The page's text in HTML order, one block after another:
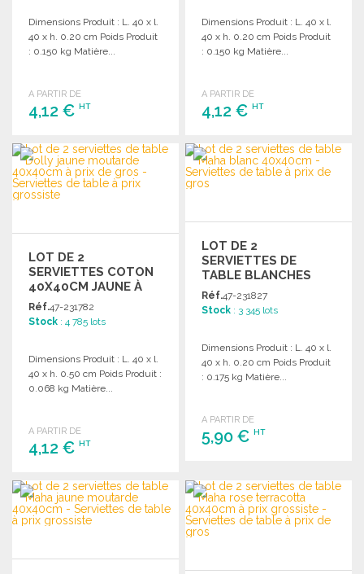
Dimensions Produit : L. 40 x l.
40 x h. 0.20 cm Poids Produit
: 0.150 kg Matière...
A PARTIR DE
4,12 € HT
COMMANDER
Demander un devis
Dimensions Produit : L. 40 x l.
40 x h. 0.20 cm Poids Produit
: 0.150 kg Matière...
A PARTIR DE
4,12 €HT
COMMANDER
Demander un devis
LOT DE 2
SERVIETTES COTON
40X40CM JAUNE À
PRIX DE GROS
Réf.47-231782
Stock : 4 785 lots
Dimensions Produit : L. 40 x l.
40 x h. 0.50 cm Poids Produit :
0.068 kg Matière...
A PARTIR DE
4,12 € HT
COMMANDER
Demander un devis
LOT DE 2
SERVIETTES DE
TABLE BLANCHES
40X40CM
Réf.47-231827
Stock : 3 345 lots
Dimensions Produit : L. 40 x l.
40 x h. 0.20 cm Poids Produit
: 0.175 kg Matière...
A PARTIR DE
5,90 €HT
Demander un devis